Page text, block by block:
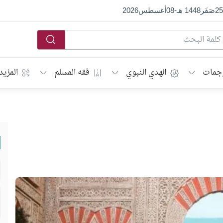
25صَفَر1448 هـ -
08أغسطس2026
الهدي النبوي فقه المسلم